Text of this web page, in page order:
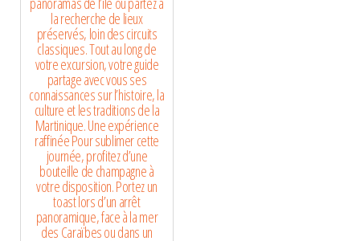
la recherche de lieux
préservés, loin des circuits
classiques. Tout au long de
votre excursion, votre guide
partage avec vous ses
connaissances sur l’histoire, la
culture et les traditions de la
Martinique. Une expérience
raffinée Pour sublimer cette
journée, profitez d’une
bouteille de champagne à
votre disposition. Portez un
toast lors d’un arrêt
panoramique, face à la mer
des Caraïbes ou dans un